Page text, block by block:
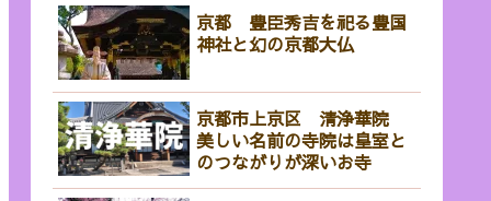
京都 豊臣秀吉を祀る豊国
神社と幻の京都大仏
京都市上京区 清浄華院
美しい名前の寺院は皇室と
のつながりが深いお寺